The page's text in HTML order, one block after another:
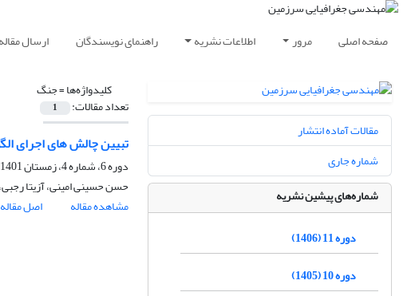
صفحه اصلی مرور اطلاعات نشریه راهنمای نویسندگان ارسال مقاله
کلیدواژه‌ها =جنگ
تعداد مقالات: 1
تبیین چالش های اجرای
دوره 6، شماره 4، زمستان 1401، صفحه
حسن حسینی امینی، آزیتا
مشاهده مقاله
اصل مقاله
مقالات آماده انتشار
شماره جاری
شماره‌های پیشین نشریه
دوره 11 (1406)
دوره 10 (1405)